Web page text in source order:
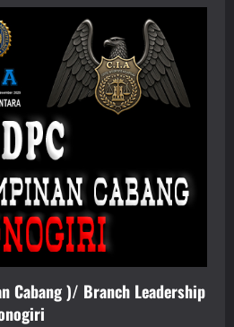
Cabang )/ Branch Leadership